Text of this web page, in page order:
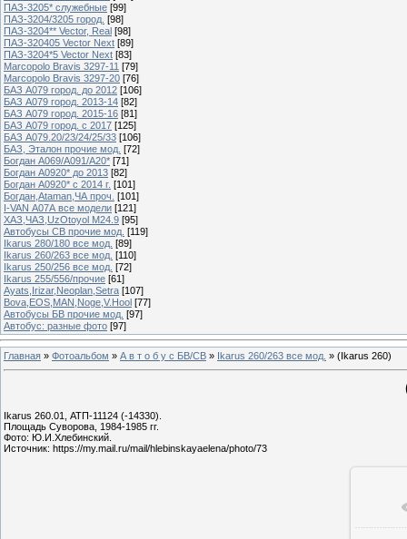
ПАЗ-3205* служебные [99]
ПАЗ-3204/3205 город. [98]
ПАЗ-3204** Vector, Real [98]
ПАЗ-320405 Vector Next [89]
ПАЗ-3204*5 Vector Next [83]
Marcopolo Bravis 3297-11 [79]
Marcopolo Bravis 3297-20 [76]
БАЗ А079 город. до 2012 [106]
БАЗ А079 город. 2013-14 [82]
БАЗ А079 город. 2015-16 [81]
БАЗ А079 город. с 2017 [125]
БАЗ А079.20/23/24/25/33 [106]
БАЗ, Эталон прочие мод. [72]
Богдан А069/А091/А20* [71]
Богдан А0920* до 2013 [82]
Богдан А0920* с 2014 г. [101]
Богдан,Ataman,ЧА проч. [101]
I-VAN А07А все модели [121]
ХАЗ,ЧАЗ,UzOtoyol M24.9 [95]
Автобусы СВ прочие мод. [119]
Ikarus 280/180 все мод. [89]
Ikarus 260/263 все мод. [110]
Ikarus 250/256 все мод. [72]
Ikarus 255/556/прочие [61]
Ayats,Irizar,Neoplan,Setra [107]
Bova,EOS,MAN,Noge,V.Hool [77]
Автобусы БВ прочие мод. [97]
Автобус: разные фото [97]
Главная » Фотоальбом » А в т о б у с БВ/СВ » Ikarus 260/263 все мод. » (Ikarus 260)
Ikarus 260.01, АТП-11124 (-14330).
Площадь Суворова, 1984-1985 гг.
Фото: Ю.И.Хлебинский.
Источник: https://my.mail.ru/mail/hlebinskayaelena/photo/73